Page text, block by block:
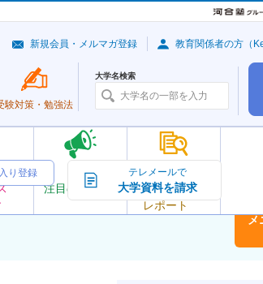
注目の大学
大学の今
トピック＆
レポート
験対策・ 勉強法
大学名検索
新規会員・メルマガ登録 教育関係者の方（
り登録 テレメールで
大学資料を請求
メ